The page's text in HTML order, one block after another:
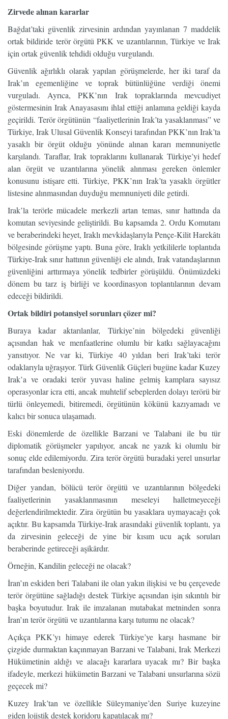
Zirvede alınan kararlar
Bağdat’taki güvenlik zirvesinin ardından yayınlanan 7 maddelik
ortak bildiride terör örgütü PKK ve uzantılarının, Türkiye ve Irak
için ortak güvenlik tehdidi olduğu vurgulandı.
Güvenlik ağırlıklı olarak yapılan görüşmelerde, her iki taraf da
Irak’ın egemenliğine ve toprak bütünlüğüne verdiği önemi
vurguladı. Ayrıca, PKK’nın Irak topraklarında mevcudiyet
göstermesinin Irak Anayasasını ihlal ettiği anlamına geldiği kayda
geçirildi. Terör örgütünün “faaliyetlerinin Irak’ta yasaklanması” ve
Türkiye, Irak Ulusal Güvenlik Konseyi tarafından PKK’nın Irak’ta
yasaklı bir örgüt olduğu yönünde alınan kararı memnuniyetle
karşılandı. Taraflar, Irak topraklarını kullanarak Türkiye’yi hedef
alan örgüt ve uzantılarına yönelik alınması gereken önlemler
konusunu istişare etti. Türkiye, PKK’nın Irak’ta yasaklı örgütler
listesine alınmasından duyduğu memnuniyeti dile getirdi.
Irak’la terörle mücadele merkezli artan temas, sınır hattında da
komutan seviyesinde geliştirildi. Bu kapsamda 2. Ordu Komutanı
ve beraberindeki heyet, Iraklı mevkidaşlarıyla Pençe-Kilit Harekâtı
bölgesinde görüşme yaptı. Buna göre, Iraklı yetkililerle toplantıda
Türkiye-Irak sınır hattının güvenliği ele alındı, Irak vatandaşlarının
güvenliğini arttırmaya yönelik tedbirler görüşüldü. Önümüzdeki
dönem bu tarz iş birliği ve koordinasyon toplantılarının devam
edeceği bildirildi.
Ortak bildiri potansiyel sorunları çözer mi?
Buraya kadar aktarılanlar, Türkiye’nin bölgedeki güvenliği
açısından hak ve menfaatlerine olumlu bir katkı sağlayacağını
yansıtıyor. Ne var ki, Türkiye 40 yıldan beri Irak’taki terör
odaklarıyla uğraşıyor. Türk Güvenlik Güçleri bugüne kadar Kuzey
Irak’a ve oradaki terör yuvası haline gelmiş kamplara sayısız
operasyonlar icra etti, ancak muhtelif sebeplerden dolayı terörü bir
türlü önleyemedi, bitiremedi, örgütünün kökünü kazıyamadı ve
kalıcı bir sonuca ulaşamadı.
Eski dönemlerde de özellikle Barzani ve Talabani ile bu tür
diplomatik görüşmeler yapılıyor, ancak ne yazık ki olumlu bir
sonuç elde edilemiyordu. Zira terör örgütü buradaki yerel unsurlar
tarafından besleniyordu.
Diğer yandan, bölücü terör örgütü ve uzantılarının bölgedeki
faaliyetlerinin yasaklanmasının meseleyi halletmeyeceği
değerlendirilmektedir. Zira örgütün bu yasaklara uymayacağı çok
açıktır. Bu kapsamda Türkiye-Irak arasındaki güvenlik toplantı, ya
da zirvesinin geleceği de yine bir kısım ucu açık soruları
beraberinde getireceği aşikârdır.
Örneğin, Kandilin geleceği ne olacak?
İran’ın eskiden beri Talabani ile olan yakın ilişkisi ve bu çerçevede
terör örgütüne sağladığı destek Türkiye açısından işin sıkıntılı bir
başka boyutudur. Irak ile imzalanan mutabakat metninden sonra
İran’ın terör örgütü ve uzantılarına karşı tutumu ne olacak?
Açıkça PKK’yı himaye ederek Türkiye’ye karşı hasmane bir
çizgide durmaktan kaçınmayan Barzani ve Talabani, Irak Merkezi
Hükümetinin aldığı ve alacağı kararlara uyacak mı? Bir başka
ifadeyle, merkezi hükümetin Barzani ve Talabani unsurlarına sözü
geçecek mi?
Kuzey Irak’tan ve özellikle Süleymaniye’den Suriye kuzeyine
giden lojistik destek koridoru kapatılacak mı?